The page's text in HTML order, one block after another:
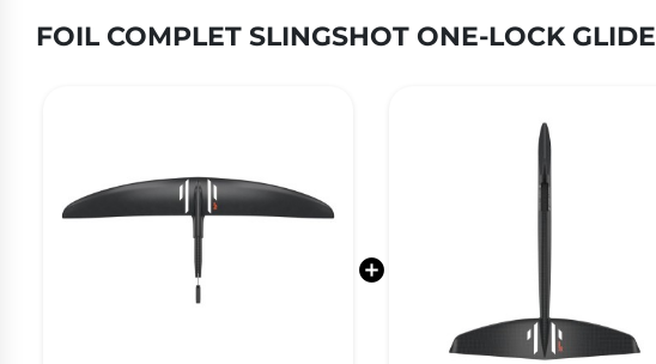
FOIL COMPLET SLINGSHOT ONE-LOCK GLIDE